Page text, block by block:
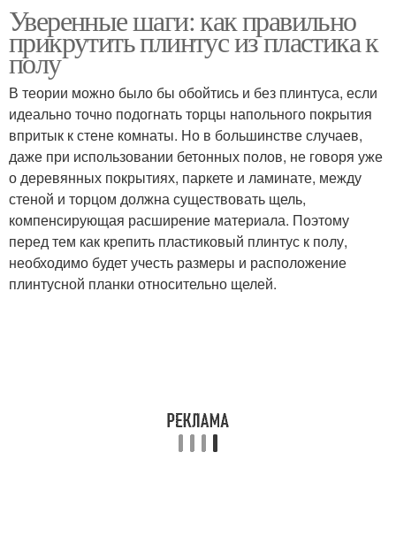
Уверенные шаги: как правильно
прикрутить плинтус из пластика к
полу
В теории можно было бы обойтись и без плинтуса, если
идеально точно подогнать торцы напольного покрытия
впритык к стене комнаты. Но в большинстве случаев,
даже при использовании бетонных полов, не говоря уже
о деревянных покрытиях, паркете и ламинате, между
стеной и торцом должна существовать щель,
компенсирующая расширение материала. Поэтому
перед тем как крепить пластиковый плинтус к полу,
необходимо будет учесть размеры и расположение
плинтусной планки относительно щелей.